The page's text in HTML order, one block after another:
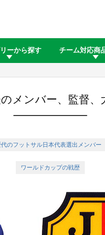
ーから探す チーム対応商
メンバー、監督、
のフットサル日本代表選出メンバー
ワールドカップの戦歴